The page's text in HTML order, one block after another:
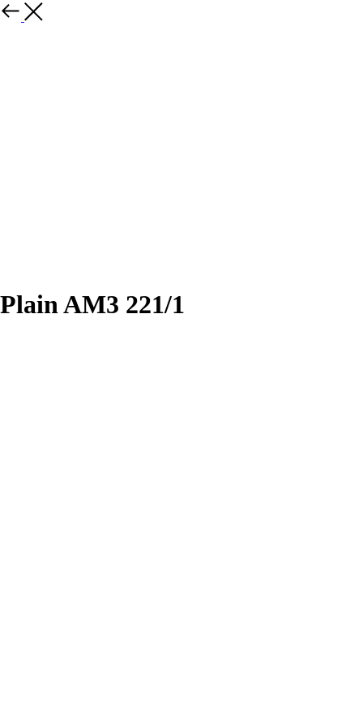
Назад
Plain AM3 221/1